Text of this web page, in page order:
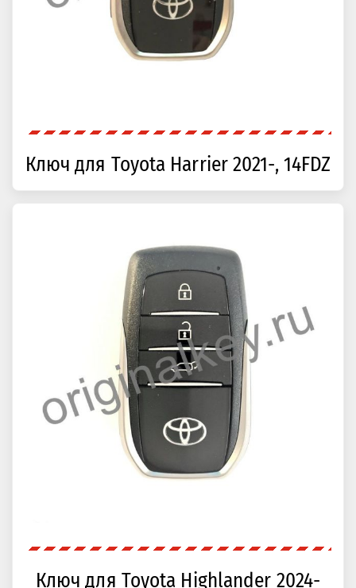
Ключ для Toyota Harrier 2021-, 14FDZ
Ключ для Toyota Highlander 2024-